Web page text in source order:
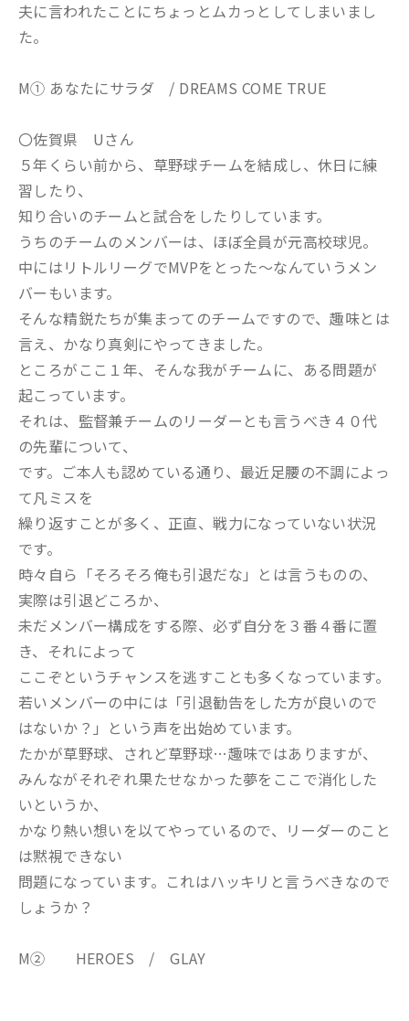
夫に言われたことにちょっとムカっとしてしまいまし
た。
M① あなたにサラダ / DREAMS COME TRUE
〇佐賀県 Uさん
５年くらい前から、草野球チームを結成し、休日に練
習したり、
知り合いのチームと試合をしたりしています。
うちのチームのメンバーは、ほぼ全員が元高校球児。
中にはリトルリーグでMVPをとった～なんていうメン
バーもいます。
そんな精鋭たちが集まってのチームですので、趣味とは
言え、かなり真剣にやってきました。
ところがここ１年、そんな我がチームに、ある問題が
起こっています。
それは、監督兼チームのリーダーとも言うべき４０代
の先輩について、
です。ご本人も認めている通り、最近足腰の不調によっ
て凡ミスを
繰り返すことが多く、正直、戦力になっていない状況
です。
時々自ら「そろそろ俺も引退だな」とは言うものの、
実際は引退どころか、
未だメンバー構成をする際、必ず自分を３番４番に置
き、それによって
ここぞというチャンスを逃すことも多くなっています。
若いメンバーの中には「引退勧告をした方が良いので
はないか？」という声を出始めています。
たかが草野球、されど草野球…趣味ではありますが、
みんながそれぞれ果たせなかった夢をここで消化した
いというか、
かなり熱い想いを以てやっているので、リーダーのこと
は黙視できない
問題になっています。これはハッキリと言うべきなので
しょうか？
M② HEROES / GLAY